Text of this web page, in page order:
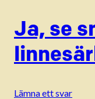
Ja, se
Lämna ett svar